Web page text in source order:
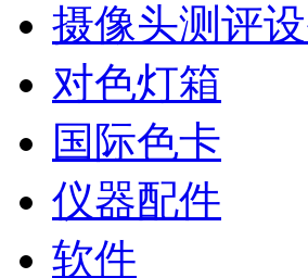
摄像头测评
对色灯箱
国际色卡
仪器配件
软件